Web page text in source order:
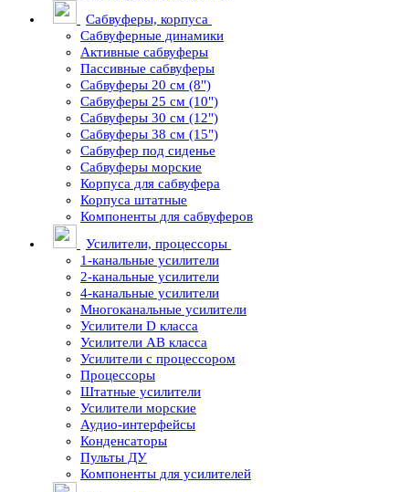
Сабвуферы, корпуса
Сабвуферные динамики
Активные сабвуферы
Пассивные сабвуферы
Сабвуферы 20 см (8")
Сабвуферы 25 см (10")
Сабвуферы 30 см (12")
Сабвуферы 38 см (15")
Сабвуфер под сиденье
Сабвуферы морские
Корпуса для сабвуфера
Корпуса штатные
Компоненты для сабвуферов
Усилители, процессоры
1-канальные усилители
2-канальные усилители
4-канальные усилители
Многоканальные усилители
Усилители D класса
Усилители АВ класса
Усилители с процессором
Процессоры
Штатные усилители
Усилители морские
Аудио-интерфейсы
Конденсаторы
Пульты ДУ
Компоненты для усилителей